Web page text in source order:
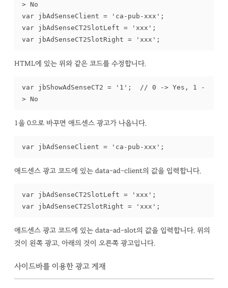
> No
var jbAdSenseClient = 'ca-pub-xxx';
var jbAdSenseCT2SlotLeft = 'xxx';
var jbAdSenseCT2SlotRight = 'xxx';
HTML에 있는 위와 같은 코드를 수정합니다.
var jbShowAdSenseCT2 = '1';  // 0 -> Yes, 1 -
> No
1을 0으로 바꾸면 애드센스 광고가 나옵니다.
var jbAdSenseClient = 'ca-pub-xxx';
애드센스 광고 코드에 있는 data-ad-client의 값을 입력합니다.
var jbAdSenseCT2SlotLeft = 'xxx';
var jbAdSenseCT2SlotRight = 'xxx';
애드센스 광고 코드에 있는 data-ad-slot의 값을 입력합니다. 위의
것이 왼쪽 광고, 아래의 것이 오른쪽 광고입니다.
사이드바를 이용한 광고 게재